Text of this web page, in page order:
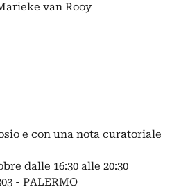
van Rooy
e con una nota curatoriale
dalle 16:30 alle 20:30
- PALERMO